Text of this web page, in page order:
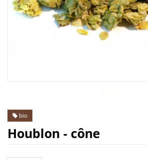
bio
Houblon - cône